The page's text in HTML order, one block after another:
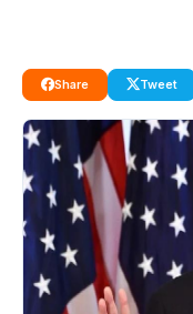
Share Tweet